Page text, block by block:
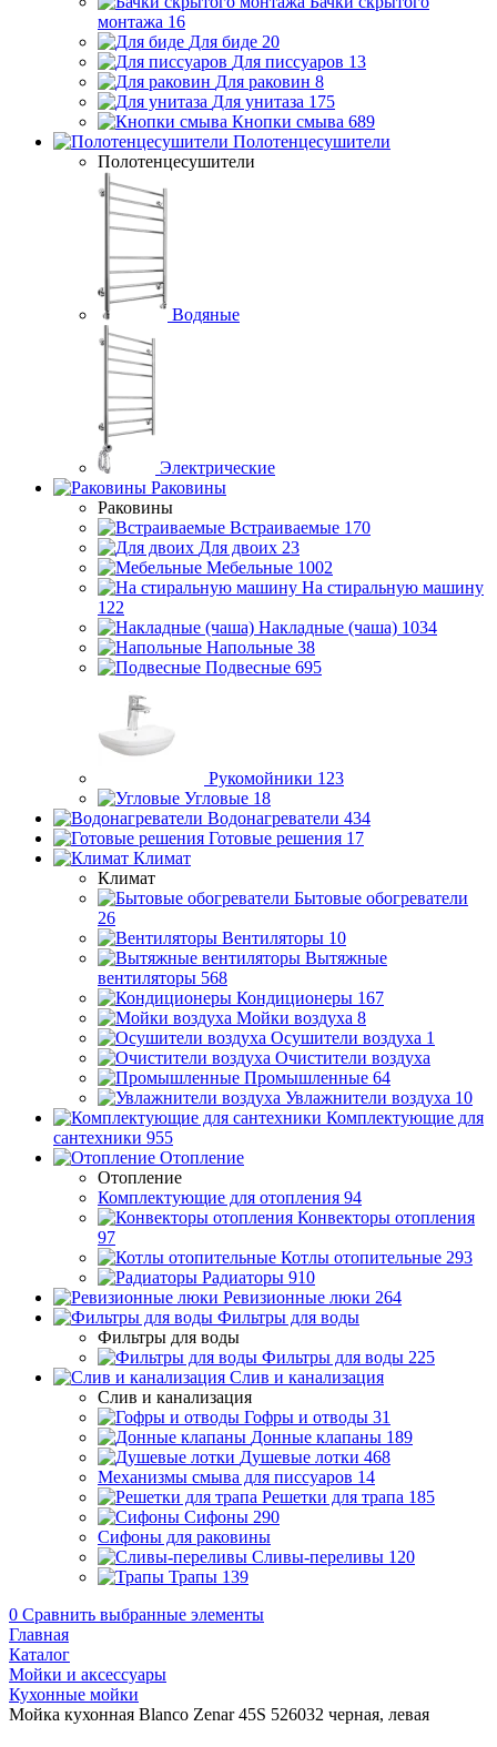
монтажа 16
Для биде 20
Для писсуаров 13
Для раковин 8
Для унитаза 175
Кнопки смыва 689
Полотенцесушители
Полотенцесушители
Водяные
Электрические
Раковины
Раковины
Встраиваемые 170
Для двоих 23
Мебельные 1002
На стиральную машину
122
Накладные (чаша) 1034
Напольные 38
Подвесные 695
Рукомойники 123
Угловые 18
Водонагреватели 434
Готовые решения 17
Климат
Климат
Бытовые обогреватели
26
Вентиляторы 10
Вытяжные
вентиляторы 568
Кондиционеры 167
Мойки воздуха 8
Осушители воздуха 1
Очистители воздуха
Промышленные 64
Увлажнители воздуха 10
Комплектующие для
сантехники 955
Отопление
Отопление
Комплектующие для отопления 94
Конвекторы отопления
97
Котлы отопительные 293
Радиаторы 910
Ревизионные люки 264
Фильтры для воды
Фильтры для воды
Фильтры для воды 225
Слив и канализация
Слив и канализация
Гофры и отводы 31
Донные клапаны 189
Душевые лотки 468
Механизмы смыва для писсуаров 14
Решетки для трапа 185
Сифоны 290
Сифоны для раковины
Сливы-переливы 120
Трапы 139
0 Сравнить выбранные элементы
Главная
Каталог
Мойки и аксессуары
Кухонные мойки
Мойка кухонная Blanco Zenar 45S 526032 черная, левая